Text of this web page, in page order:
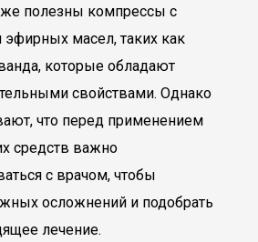
полезны компрессы с
масел, таких как
которые обладают
свойствами. Однако
что перед применением
средств важно
с врачом, чтобы
осложнений и подобрать
лечение.